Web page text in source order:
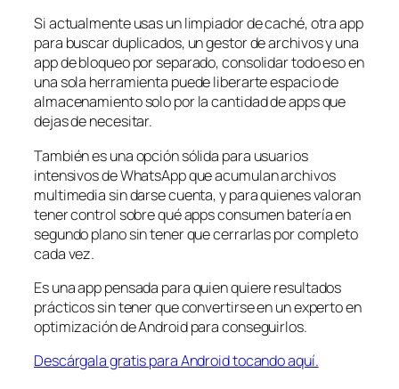
Si actualmente usas un limpiador de caché, otra app
para buscar duplicados, un gestor de archivos y una
app de bloqueo por separado, consolidar todo eso en
una sola herramienta puede liberarte espacio de
almacenamiento solo por la cantidad de apps que
dejas de necesitar.
También es una opción sólida para usuarios
intensivos de WhatsApp que acumulan archivos
multimedia sin darse cuenta, y para quienes valoran
tener control sobre qué apps consumen batería en
segundo plano sin tener que cerrarlas por completo
cada vez.
Es una app pensada para quien quiere resultados
prácticos sin tener que convertirse en un experto en
optimización de Android para conseguirlos.
Descárgala gratis para Android tocando aquí.